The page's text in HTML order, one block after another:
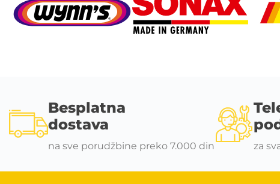
Besplatna
dostava
na sve porudžbine preko 7.000 din za